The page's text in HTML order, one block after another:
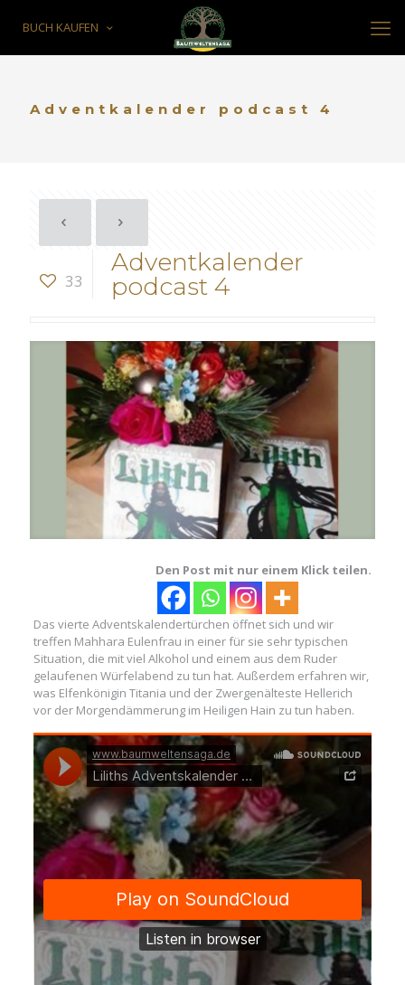
BUCH KAUFEN
Adventkalender podcast 4
33
Adventkalender
podcast 4
Den Post mit nur einem Klick teilen.
Das vierte Adventskalendertürchen öffnet sich und wir
treffen Mahhara Eulenfrau in einer für sie sehr typischen
Situation, die mit viel Alkohol und einem aus dem Ruder
gelaufenen Würfelabend zu tun hat. Außerdem erfahren wir,
was Elfenkönigin Titania und der Zwergenälteste Hellerich
vor der Morgendämmerung im Heiligen Hain zu tun haben.